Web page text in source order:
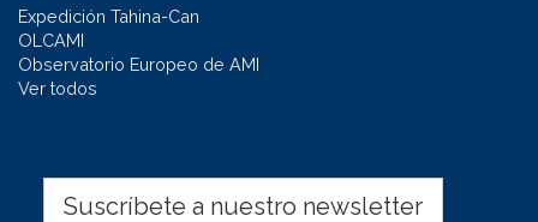
Expedición Tahina-Can
OLCAMI
Observatorio Europeo de AMI
Ver todos
Suscríbete a nuestro newsletter